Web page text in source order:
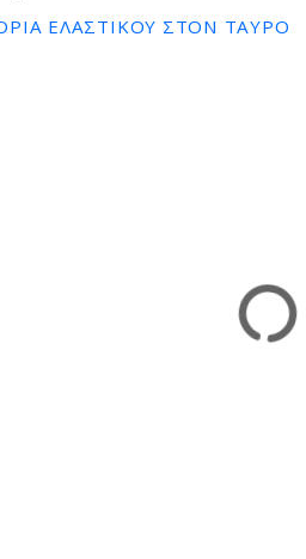
ΕΛΑΣΤΙΚΟΎ ΣΤΟΝ ΤΑΎΡΟ